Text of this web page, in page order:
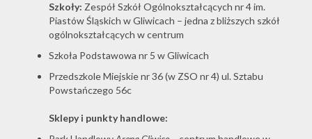
Szkoły: Zespół Szkół Ogólnokształcących nr 4 im.
Piastów Śląskich w Gliwicach – jedna z bliższych szkół
ogólnokształcących w centrum
Szkoła Podstawowa nr 5 w Gliwicach
Przedszkole Miejskie nr 36 (w ZSO nr 4) ul. Sztabu
Powstańczego 56c
Sklepy i punkty handlowe: